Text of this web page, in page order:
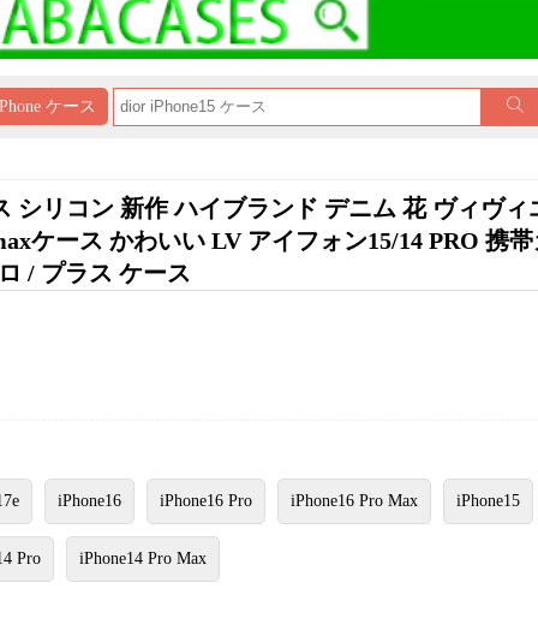
ケース
シリコン 新作 ハイブランド デニム 花 ヴィヴィ
ケース かわいい LV アイフォン15/14 PRO 携
/ プラス ケース
iPhone16 iPhone16 Pro iPhone16 Pro Max iPhone15
Pro iPhone14 Pro Max